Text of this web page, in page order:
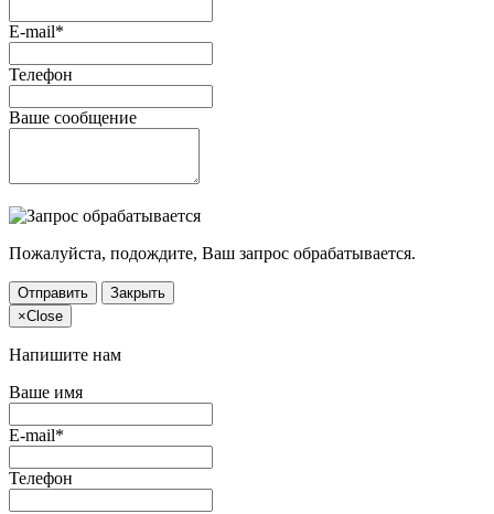
E-mail*
Телефон
Ваше сообщение
Пожалуйста, подождите, Ваш запрос обрабатывается.
Отправить
Закрыть
×Close
Напишите нам
Ваше имя
E-mail*
Телефон